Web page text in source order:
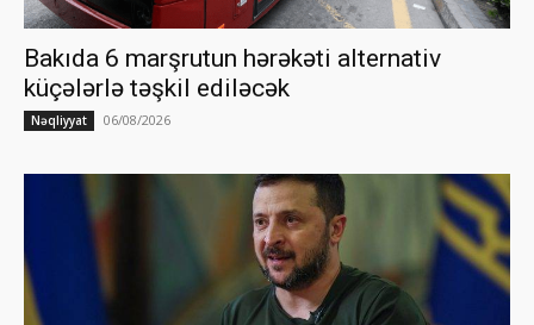
Bakıda 6 marşrutun hərəkəti alternativ
küçələrlə təşkil ediləcək
Nəqliyyat 06/08/2026